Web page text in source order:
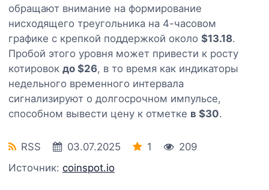
обращают внимание на формирование
нисходящего треугольника на 4-часовом
графике с крепкой поддержкой около $13.18.
Пробой этого уровня может привести к росту
котировок до $26, в то время как индикаторы
недельного временного интервала
сигнализируют о долгосрочном импульсе,
способном вывести цену к отметке в $30.
RSS 03.07.2025 1
209
Источник: coinspot.io